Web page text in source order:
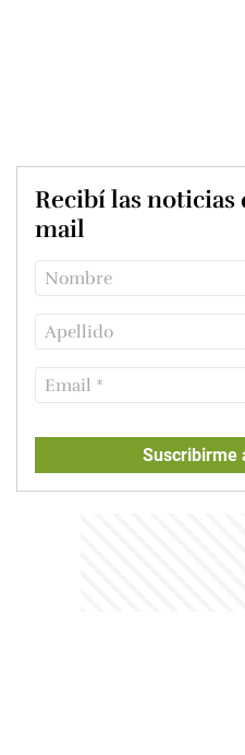
Recibí las noticias
mail
Suscribirme